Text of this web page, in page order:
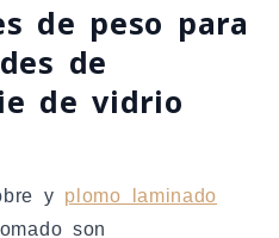
de peso para
de
de vidrio
y plomo laminado
son